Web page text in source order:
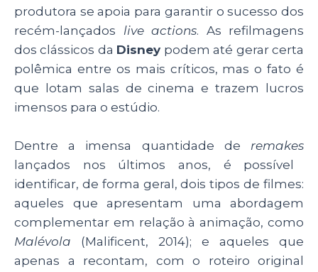
produtora se apoia para garantir o sucesso dos
recém-lançados live actions. As refilmagens
dos clássicos da Disney podem até gerar certa
polêmica entre os mais críticos, mas o fato é
que lotam salas de cinema e trazem lucros
imensos para o estúdio.
Dentre a imensa quantidade de remakes
lançados nos últimos anos, é possível
identificar, de forma geral, dois tipos de filmes:
aqueles que apresentam uma abordagem
complementar em relação à animação, como
Malévola (Malificent, 2014); e aqueles que
apenas a recontam, com o roteiro original